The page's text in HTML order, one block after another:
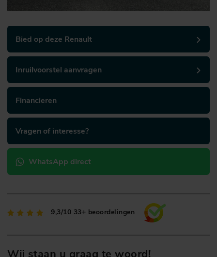
Bied op deze Renault
Inruilvoorstel aanvragen
Financieren
Vragen of interesse?
WhatsApp direct
9,3/10 33+ beoordelingen
Wij staan u graag te woord!